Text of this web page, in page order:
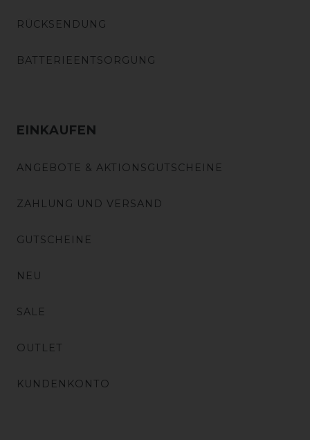
RÜCKSENDUNG
BATTERIEENTSORGUNG
EINKAUFEN
ANGEBOTE & AKTIONSGUTSCHEINE
ZAHLUNG UND VERSAND
GUTSCHEINE
NEU
SALE
OUTLET
KUNDENKONTO